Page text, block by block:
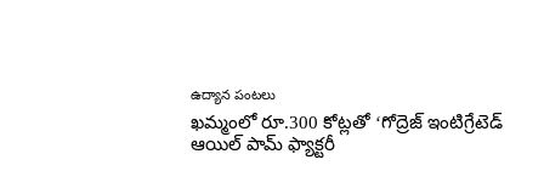
ఉద్యాన పంటలు
ఖమ్మంలో రూ.300 కోట్లతో ‘గోద్రెజ్ ఇంటిగ్రేటెడ్
ఆయిల్ పామ్ ఫ్యాక్టరీ